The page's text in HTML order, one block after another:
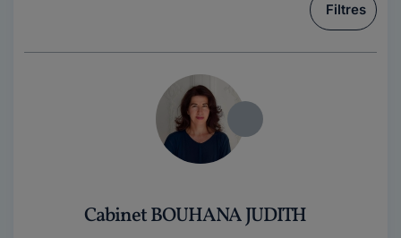
Filtres
Cabinet BOUHANA JUDITH